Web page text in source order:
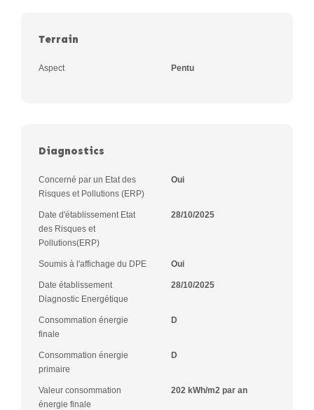
Terrain
Aspect Pentu
Diagnostics
Concerné par un Etat des
Risques et Pollutions (ERP)
Oui
Date d'établissement Etat
des Risques et
Pollutions(ERP)
28/10/2025
Soumis à l'affichage du DPE Oui
Date établissement
Diagnostic Energétique
28/10/2025
Consommation énergie
finale
D
Consommation énergie
primaire
D
Valeur consommation
énergie finale
202 kWh/m2 par an